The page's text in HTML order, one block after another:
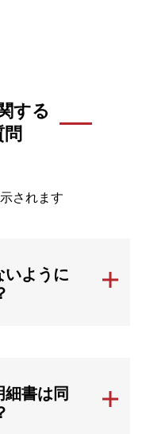
する
されます
いように
書は同